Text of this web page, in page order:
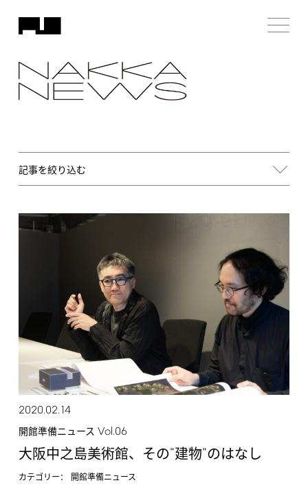
記事を絞り込む
2020.02.14
開館準備ニュース Vol.06
大阪中之島美術館、その"建物"のはなし
カテゴリー： 開館準備ニュース